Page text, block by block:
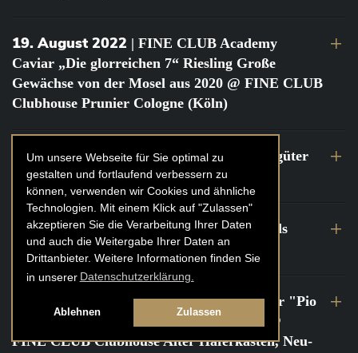
Um unsere Webseite für Sie optimal zu
gestalten und fortlaufend verbessern zu
können, verwenden wir Cookies und ähnliche
Technologien. Mit einem Klick auf "Zulassen"
akzeptieren Sie die Verarbeitung Ihrer Daten
und auch die Weitergabe Ihrer Daten an
Drittanbieter. Weitere Informationen finden Sie
in unserer Datenschutzerklärung.
Ablehnen Zulassen
19. August 2022 | FINE CLUB Academy
Caviar „Die glorreichen 7“ Riesling Große
Gewächse von der Mosel aus 2020 @ FINE CLUB
Clubhouse Prunier Cologne (Köln)
29. Juli 2022| Weinbergwanderung Weingüter
Geheimrat J. Wegeler
26. bis 27. Juli 2022| FINE CLUB Travels
Frankreich Champagne Kurztrip
| FINE CLUB Private Dinner "Pio
Cesare" mit Tochter Frederica Pio Boffa @
FINE CLUB Clubhouse Alter Haferkasten, Neu-